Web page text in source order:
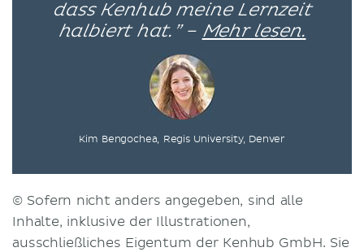
dass Kenhub meine Lernzeit
halbiert hat.” – Mehr lesen.
Kim Bengochea, Regis University, Denver
© Sofern nicht anders angegeben, sind alle
Inhalte, inklusive der Illustrationen,
ausschließliches Eigentum der Kenhub GmbH. Sie